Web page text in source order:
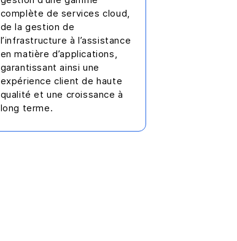
complète de services cloud,
de la gestion de
l’infrastructure à l’assistance
en matière d’applications,
garantissant ainsi une
expérience client de haute
qualité et une croissance à
long terme.